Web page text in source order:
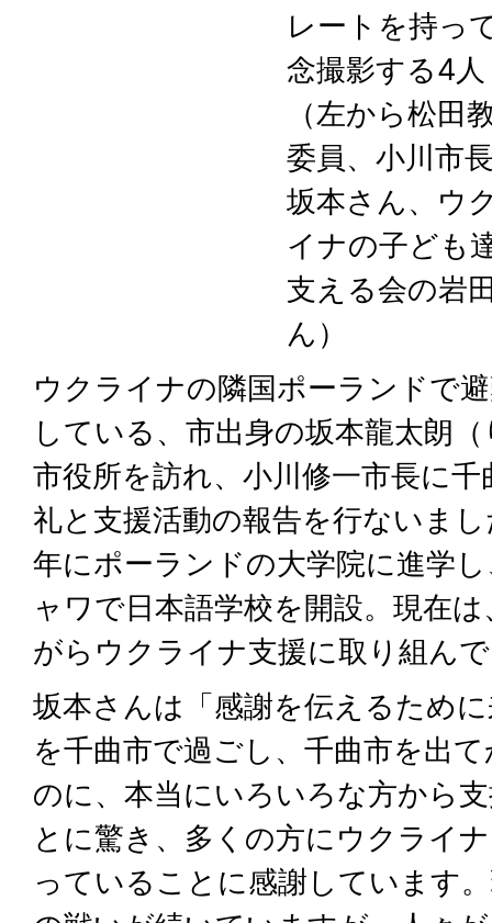
レートを持っ
念撮影する4人
（左から松田
委員、小川市
坂本さん、ウ
イナの子ども
支える会の岩
ん）
ウクライナの隣国ポーランドで
している、市出身の坂本龍太朗
市役所を訪れ、小川修一市長に
礼と支援活動の報告を行ないま
年にポーランドの大学院に進学
ャワで日本語学校を開設。現在
がらウクライナ支援に取り組ん
坂本さんは「感謝を伝えるため
を千曲市で過ごし、千曲市を出
のに、本当にいろいろな方から
とに驚き、多くの方にウクライ
っていることに感謝しています